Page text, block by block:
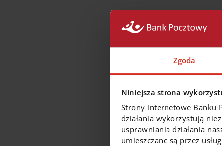
Zgoda
Niniejsza strona
Strony internetowe Banku
działania wykorzystują
usprawniania działania
umieszczane są przez